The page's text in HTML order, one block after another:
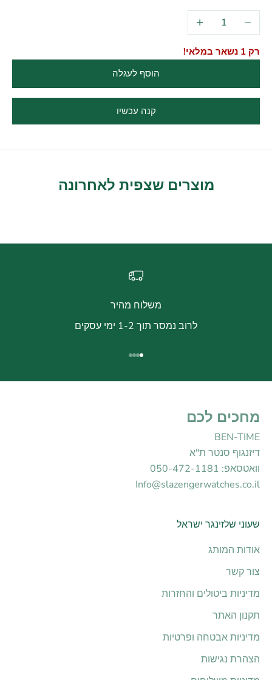
הקטנת הכמות הגדלת הכמות
רק 1 נשאר במלאי!
הוסף לעגלה
קנה עכשיו
מוצרים שצפית לאחרונה
משלוח מהיר
לרוב נמסר תוך 1-2 ימי עסקים
עבור לפריט 1
עבור לפריט 2
עבור לפריט 3
עבור לפריט 4
מחכים לכם
BEN-TIME
דיזנגוף סנטר ת"א
וואטסאפ: 050-472-1181
Info@slazengerwatches.co.il
שעוני שלזינגר ישראל
אודות המותג
צור קשר
מדיניות ביטולים והחזרות
תקנון האתר
מדיניות אבטחה ופרטיות
הצהרת נגישות